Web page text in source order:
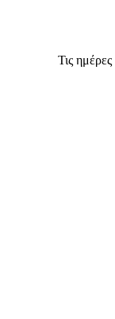
Τις ημέρες